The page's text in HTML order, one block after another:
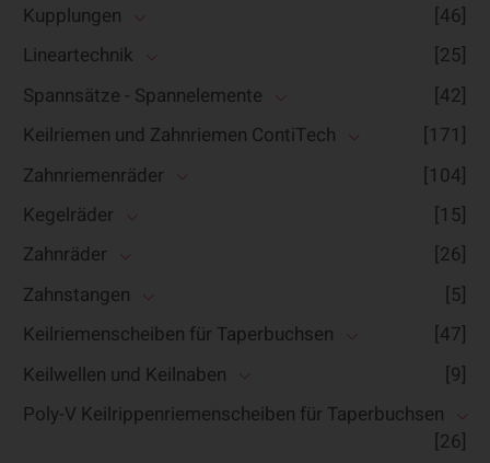
Kupplungen
[46]
Lineartechnik
[25]
Spannsätze - Spannelemente
[42]
Keilriemen und Zahnriemen ContiTech
[171]
Zahnriemenräder
[104]
Kegelräder
[15]
Zahnräder
[26]
Zahnstangen
[5]
Keilriemenscheiben für Taperbuchsen
[47]
Keilwellen und Keilnaben
[9]
Poly-V Keilrippenriemenscheiben für Taperbuchsen
[26]